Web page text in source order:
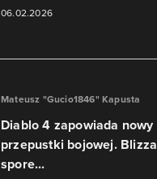
06.02.2026
Mateusz "Gucio1846" Kapusta
Diablo 4 zapowiada
przepustki bojowej.
spore...